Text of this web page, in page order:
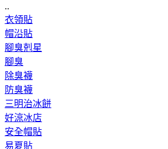
..
衣領貼
帽沿貼
腳臭剋星
腳臭
除臭襪
防臭襪
三明治冰餅
好涼冰店
安全帽貼
易夏貼